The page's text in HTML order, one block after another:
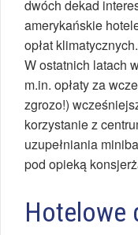
dwóch dekad
amerykańskie
opłat klimatycznych.
W ostatnich latach
m.in. opłaty za
zgrozo!)
korzystanie z
uzupełniania
pod opieką
Hotelowe